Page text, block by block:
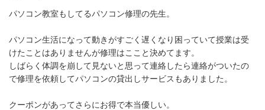
パソコン教室もしてるパソコン修理の先生。
パソコン生活になって動きがすごく遅くなり困っていて授業は受
けたことはありませんが修理はここと決めてます。
しばらく体調を崩して見ないと思って連絡したら連絡がついたの
で修理を依頼してパソコンの貸出しサービスもありました。
クーポンがあってさらにお得で本当優しい。